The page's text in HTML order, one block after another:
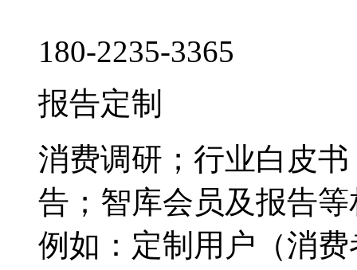
180-2235-3365
报告定制
消费调研；行业白皮
告；智库会员及报告
例如：定制用户（消